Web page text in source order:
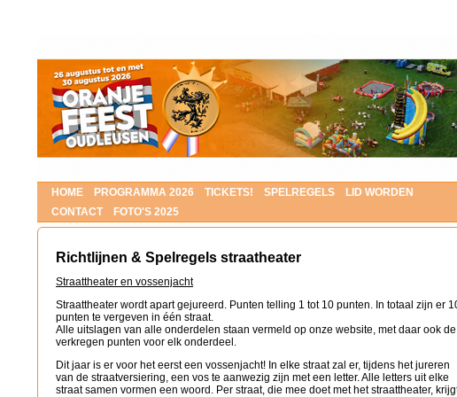
HOME PROGRAMMA 2026 TICKETS! SPELREGELS
LID WORDEN
CONTACT
FOTO'S 2025
Richtlijnen & Spelregels straatheater
Straattheater en vossenjacht
Straattheater wordt apart gejureerd. Punten telling 1 tot 10 punten. In totaal zijn er
punten te vergeven in één straat.
Alle uitslagen van alle onderdelen staan vermeld op onze website, met daar ook de
verkregen punten voor elk onderdeel.
Dit jaar is er voor het eerst een vossenjacht! In elke straat zal er, tijdens het jureren
van de straatversiering, een vos te aanwezig zijn met een letter.Alle letters uit elke
straat samen vormen een woord. Per straat, die mee doet met het straattheater,